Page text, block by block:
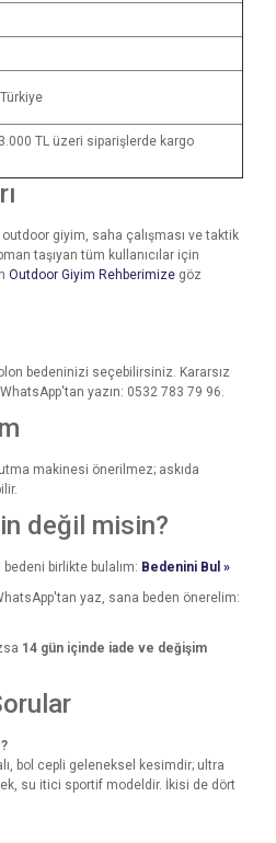
TL üzeri siparişlerde kargo
giyim, saha çalışması ve taktik
taşıyan tüm kullanıcılar için
Outdoor Giyim Rehberimize göz
bedeninizi seçebilirsiniz. Kararsız
yazın: 0532 783 79 96.
makinesi önerilmez; askıda
değil misin?
birlikte bulalım: Bedenini Bul »
yaz, sana beden önerelim:
14 gün içinde iade ve değişim
bol cepli geleneksel kesimdir; ultra
su itici sportif modeldir. İkisi de dört